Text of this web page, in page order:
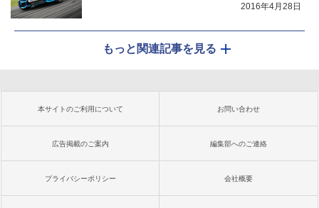
2016年4月28日
もっと関連記事を見る
本サイトのご利用について お問い合わせ
広告掲載のご案内 編集部へのご連絡
プライバシーポリシー 会社概要